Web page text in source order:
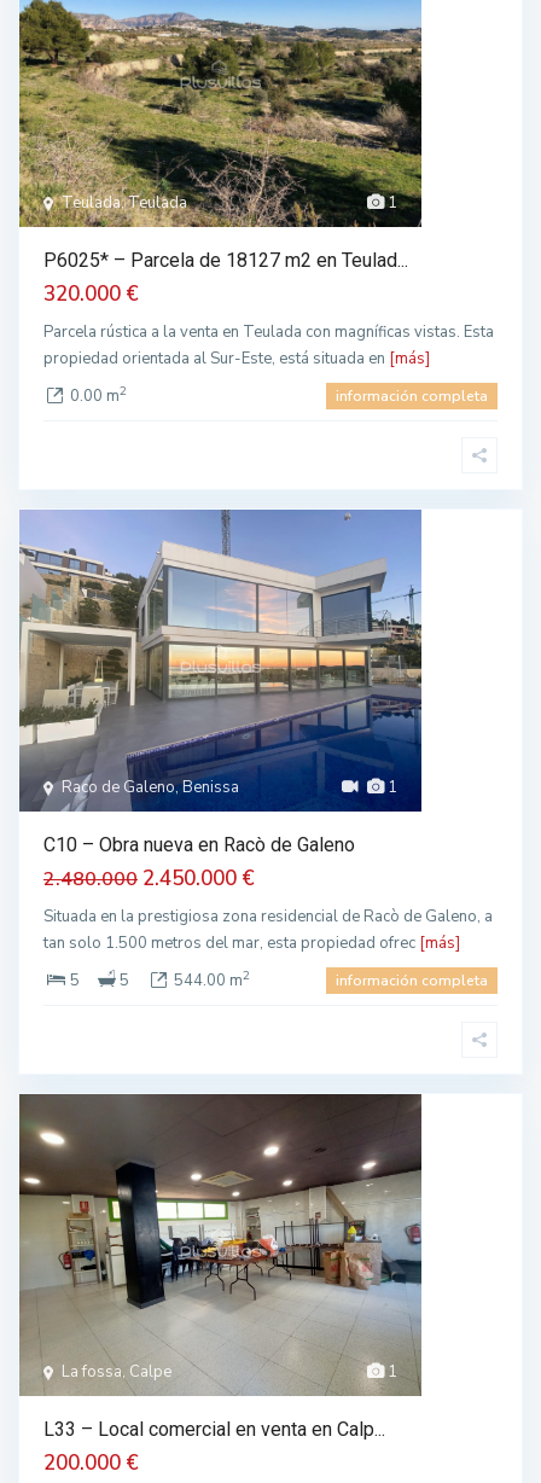
1
Teulada, Teulada
P6025* – Parcela de 18127 m2 en Teulad...
320.000 €
Parcela rústica a la venta en Teulada con magníficas vistas. Esta
propiedad orientada al Sur-Este, está situada en [más]
0.00 m2 información completa
1
Raco de Galeno, Benissa
C10 – Obra nueva en Racò de Galeno
2.480.000 2.450.000 €
Situada en la prestigiosa zona residencial de Racò de Galeno, a
tan solo 1.500 metros del mar, esta propiedad ofrec [más]
5
5 544.00 m2 información completa
1
La fossa, Calpe
L33 – Local comercial en venta en Calp...
200.000 €